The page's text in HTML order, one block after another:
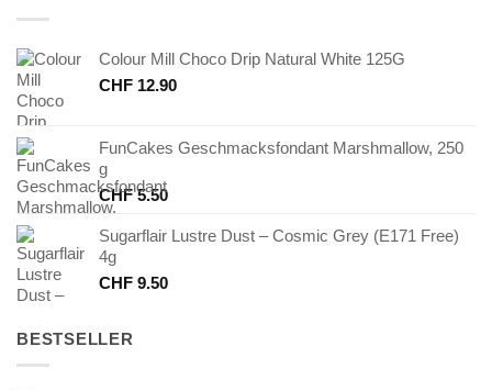
Colour Mill Choco Drip Natural White 125G
CHF 12.90
FunCakes Geschmacksfondant Marshmallow, 250
g
CHF5.50
Sugarflair Lustre Dust – Cosmic Grey (E171 Free)
4g
CHF 9.50
BESTSELLER